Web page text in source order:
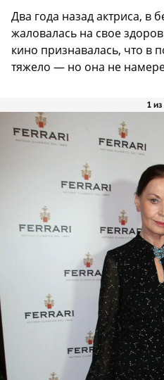
Два года назад актриса, в
жаловалась на свое
кино признавалась, что в
тяжело — но она не
1 из